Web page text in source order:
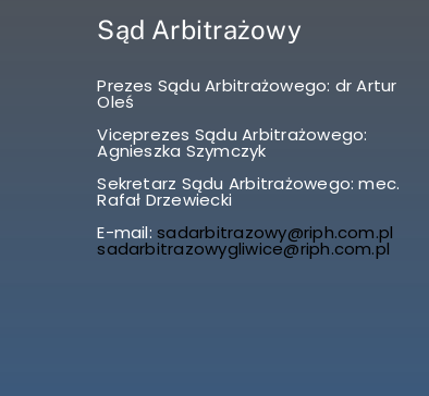
Sąd Arbitrażowy
Prezes Sądu Arbitrażowego: dr Artur
Oleś
Viceprezes Sądu Arbitrażowego:
Agnieszka Szymczyk
Sekretarz Sądu Arbitrażowego: mec.
Rafał Drzewiecki
E-mail:sadarbitrazowy@riph.com.pl
sadarbitrazowygliwice@riph.com.pl